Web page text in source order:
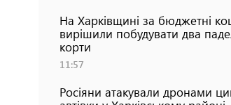
На Харківщині за бюджетні
вирішили побудувати два
корти
11:57
Росіяни атакували дронами